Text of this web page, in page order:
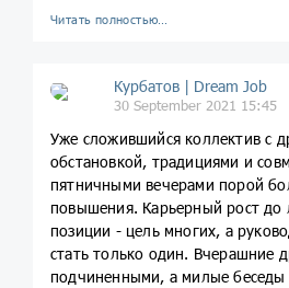
Читать полностью…
Курбатов | Dream Job
30 September 2021 15:45
Уже сложившийся коллектив с
обстановкой, традициями и
пятничными вечерами порой
повышения. Карьерный рост
позиции - цель многих, а
стать только один. Вчерашние
подчиненными, а милые беседы